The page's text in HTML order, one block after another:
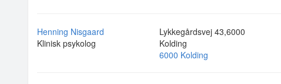
Henning Nisgaard
Klinisk psykolog
Lykkegårdsvej 43,6000
Kolding
6000 Kolding